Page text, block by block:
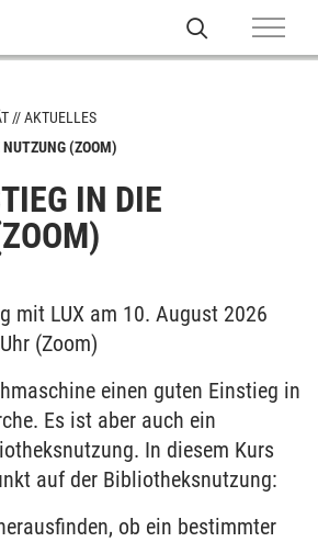
AKTUELLES
(ZOOM)
IN DIE
mit LUX am 10. August 2026
(Zoom)
einen guten Einstieg in
Es ist aber auch ein
In diesem Kurs
auf der Bibliotheksnutzung:
ob ein bestimmter